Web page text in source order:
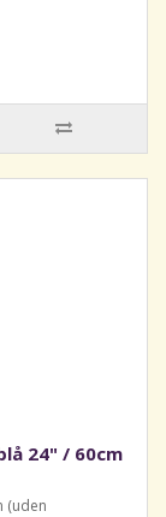
24" / 60cm
(uden